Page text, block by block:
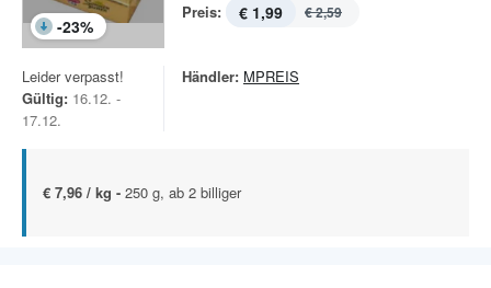
-23%
Preis: € 1,99 € 2,59
Leider verpasst!
Gültig: 16.12. -
17.12.
Händler: MPREIS
€ 7,96 / kg - 250 g, ab 2 billiger